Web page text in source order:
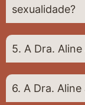
sexualidade?
5. A Dra.
6. A Dra.